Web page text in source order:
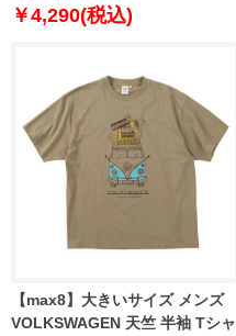
4L 5L 6L 8L
￥4,290(税込)
【max8】大きいサイズ メンズ
VOLKSWAGEN 天竺 半袖 Tシャ